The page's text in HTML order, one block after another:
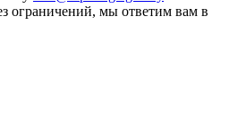
ограничений, мы ответим вам в